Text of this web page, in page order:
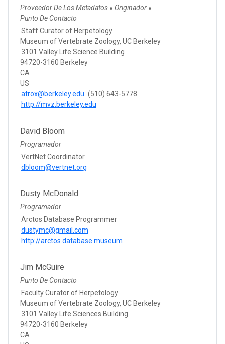
Proveedor De Los Metadatos ● Originador ●
Punto De Contacto
Staff Curator of Herpetology
Museum of Vertebrate Zoology, UC Berkeley
3101 Valley Life Science Building
94720-3160 Berkeley
CA
US
atrox@berkeley.edu (510) 643-5778
http://mvz.berkeley.edu
David Bloom
Programador
VertNet Coordinator
dbloom@vertnet.org
Dusty McDonald
Programador
Arctos Database Programmer
dustymc@gmail.com
http://arctos.database.museum
Jim McGuire
Punto De Contacto
Faculty Curator of Herpetology
Museum of Vertebrate Zoology, UC Berkeley
3101 Valley Life Sciences Building
94720-3160 Berkeley
CA